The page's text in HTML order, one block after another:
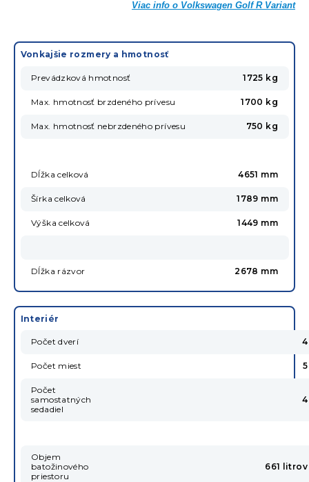
Viac info o Volkswagen Golf R Variant
Vonkajšie rozmery a hmotnosť
Prevádzková hmotnosť 1725 kg
Max. hmotnosť brzdeného prívesu 1700 kg
Max. hmotnosť nebrzdeného prívesu 750 kg
Dĺžka celková 4651 mm
Šírka celková 1789 mm
Výška celková 1449 mm
Dĺžka rázvor 2678 mm
Interiér
Počet dverí 4
Počet miest 5
Počet
samostatných
sedadiel
4
Objem
batožinového
priestoru
661 litrov